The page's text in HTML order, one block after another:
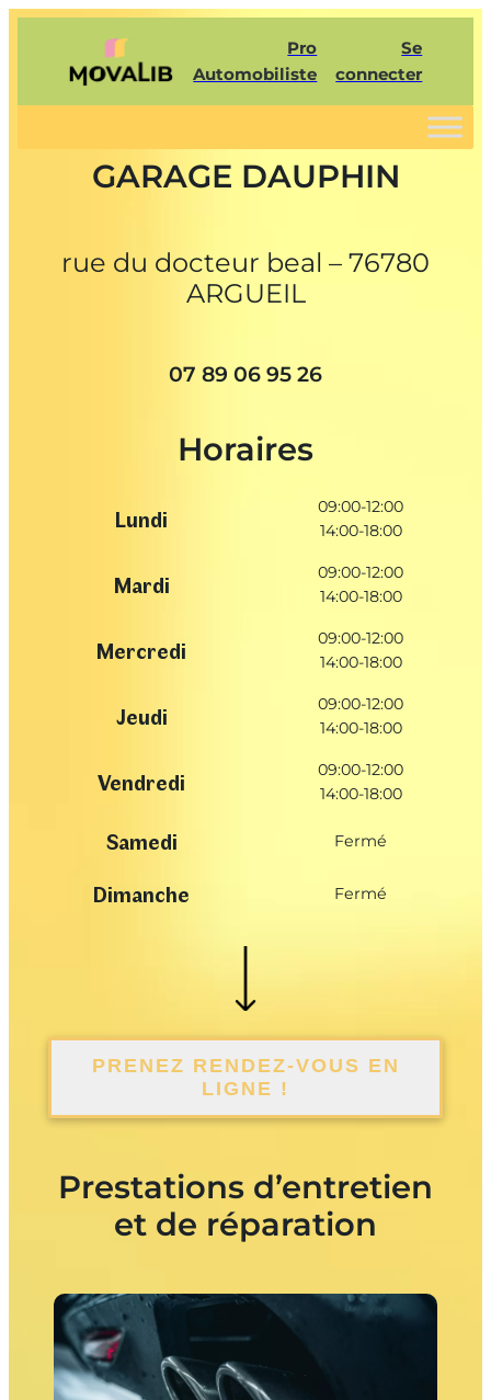
Pro
Automobiliste
Se
connecter
GARAGE DAUPHIN
rue du docteur beal – 76780
ARGUEIL
07 89 06 95 26
Horaires
Lundi
09:00-12:00
14:00-18:00
Mardi
09:00-12:00
14:00-18:00
Mercredi
09:00-12:00
14:00-18:00
Jeudi
09:00-12:00
14:00-18:00
Vendredi
09:00-12:00
14:00-18:00
Samedi Fermé
Dimanche Fermé
PRENEZ RENDEZ-VOUS EN
LIGNE !
Prestations d’entretien
et de réparation